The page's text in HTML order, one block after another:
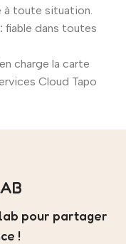
à toute situation.
fiable dans toutes
charge la carte
Cloud Tapo
pour partager
!